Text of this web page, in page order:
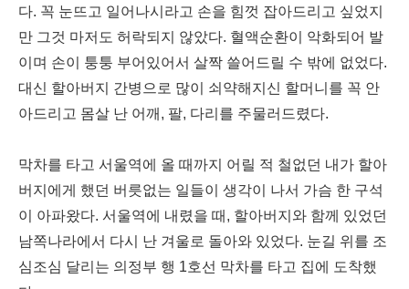
다. 꼭 눈뜨고 일어나시라고 손을 힘껏 잡아드리고 싶었지
만 그것 마저도 허락되지 않았다. 혈액순환이 악화되어 발
이며 손이 퉁퉁 부어있어서 살짝 쓸어드릴 수 밖에 없었다.
대신 할아버지 간병으로 많이 쇠약해지신 할머니를 꼭 안
아드리고 몸살 난 어깨, 팔, 다리를 주물러드렸다.
막차를 타고 서울역에 올 때까지 어릴 적 철없던 내가 할아
버지에게 했던 버릇없는 일들이 생각이 나서 가슴 한 구석
이 아파왔다. 서울역에 내렸을 때, 할아버지와 함께 있었던
남쪽나라에서 다시 난 겨울로 돌아와 있었다. 눈길 위를 조
심조심 달리는 의정부 행 1호선 막차를 타고 집에 도착했